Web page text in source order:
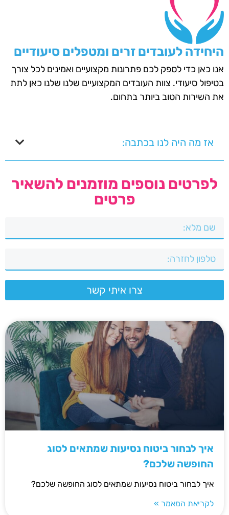
היחידה לעובדים זרים ומטפלים סיעודיים
אנו כאן כדי לספק לכם פתרונות מקצועיים ואמינים לכל צורך
בטיפול סיעודי. צוות העובדים המקצועיים שלנו שלנו כאן לתת
את השירות הטוב ביותר בתחום.
אז מה היה לנו בכתבה:
לפרטים נוספים מוזמנים להשאיר
פרטים
צרו איתי קשר
איך לבחור ביטוח נסיעות שמתאים לסוג
החופשה שלכם?
איך לבחור ביטוח נסיעות שמתאים לסוג החופשה שלכם?
לקריאת המאמר »